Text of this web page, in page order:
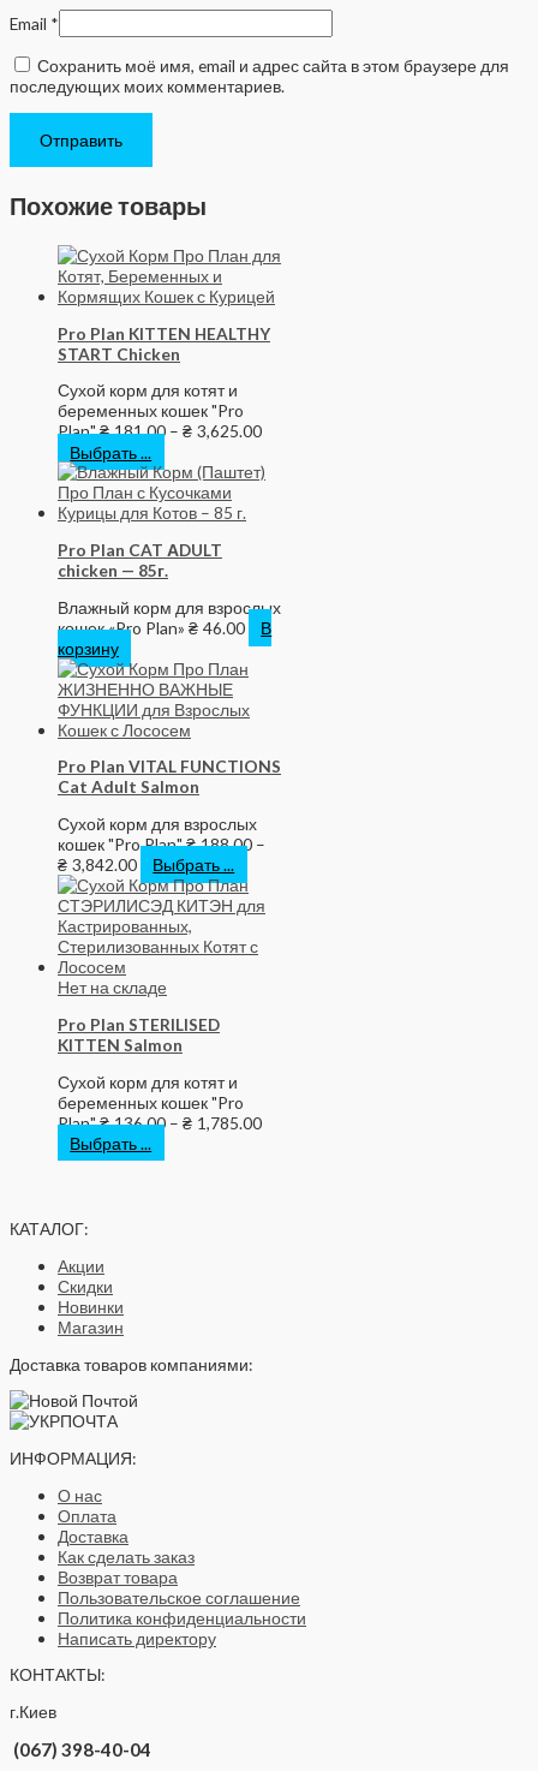
Email *
Сохранить моё имя, email и адрес сайта в этом браузере для
последующих моих комментариев.
Похожие товары
Pro Plan KITTEN HEALTHY
START Chicken
Сухой корм для котят и
беременных кошек "Pro
Plan"₴ 181.00 – ₴ 3,625.00
Выбрать ...
Pro Plan CAT АDULT
chicken — 85г.
Влажный корм для взрослых
кошек «Pro Plan» ₴ 46.00
В
корзину
Pro Plan VITAL FUNCTIONS
Cat Adult Salmon
Сухой корм для взрослых
кошек "Pro Plan"₴ 188.00 –
₴ 3,842.00 Выбрать ...
Нет на складе
Pro Plan STERILISED
KITTEN Salmon
Сухой корм для котят и
беременных кошек "Pro
Plan"₴ 136.00 – ₴ 1,785.00
Выбрать ...
КАТАЛОГ:
Акции
Скидки
Новинки
Магазин
Доставка товаров компаниями:
ИНФОРМАЦИЯ:
О нас
Оплата
Доставка
Как сделать заказ
Возврат товара
Пользовательское соглашение
Политика конфиденциальности
Написать директору
КОНТАКТЫ:
г.Киев
(067) 398-40-04